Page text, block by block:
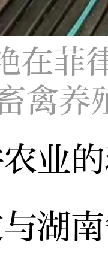
在菲
禽
的
湖